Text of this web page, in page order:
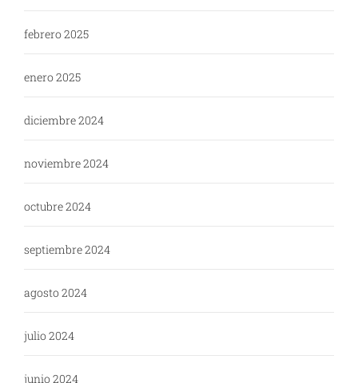
febrero 2025
enero 2025
diciembre 2024
noviembre 2024
octubre 2024
septiembre 2024
agosto 2024
julio 2024
junio 2024